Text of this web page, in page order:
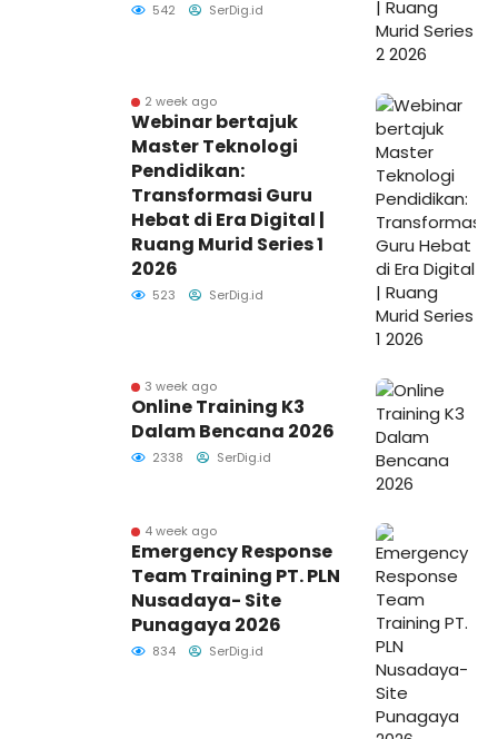
542 SerDig.id
2 week ago
Webinar bertajuk
Master Teknologi
Pendidikan:
Transformasi Guru
Hebat di Era Digital |
Ruang Murid Series 1
2026
523 SerDig.id
3 week ago
Online Training K3
Dalam Bencana 2026
2338 SerDig.id
4 week ago
Emergency Response
Team Training PT. PLN
Nusadaya- Site
Punagaya 2026
834 SerDig.id